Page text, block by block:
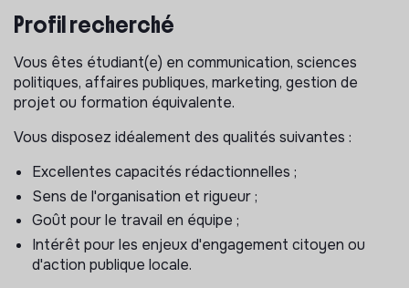
locales.
Dans un contexte de développement et de
structuration de nos activités, nous recherchons
un(e) stagiaire souhaitant acquérir une expérience
concrète en communication
institutionnelle, gestion de projet et mobilisation
citoyenne.
Vos missions
Au sein de l'équipe communication, vous participerez au
déploiement national de L'Heure
Profil recherché
Vous êtes étudiant(e) en communication, sciences
politiques, affaires publiques, marketing, gestion de
projet ou formation équivalente.
Vous disposez idéalement des qualités suivantes :
Excellentes capacités rédactionnelles ;
Sens de l'organisation et rigueur ;
Goût pour le travail en équipe ;
Intérêt pour les enjeux d'engagement citoyen ou
d'action publique locale.